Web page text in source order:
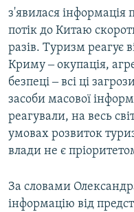
з'явилася інформація
потік до Китаю
разів. Туризм реагує
Криму ‒ окупація,
безпеці ‒ всі ці
засоби масової
реагували, на весь
умовах розвиток
влади не є
За словами
інформацію від